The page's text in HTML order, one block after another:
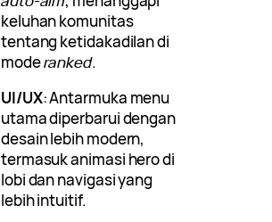
keluhan komunitas
tentang ketidakadilan di
moderanked.
UI/UX: Antarmuka menu
utama diperbarui dengan
desain lebih modern,
termasuk animasi hero di
lobi dan navigasi yang
lebih intuitif.